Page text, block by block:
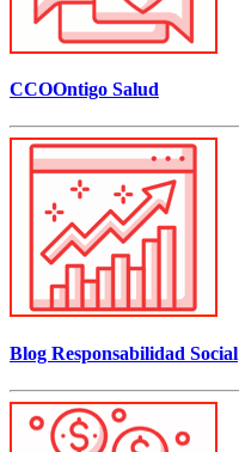
CCOOntigo Salud
Blog Responsabilidad Social